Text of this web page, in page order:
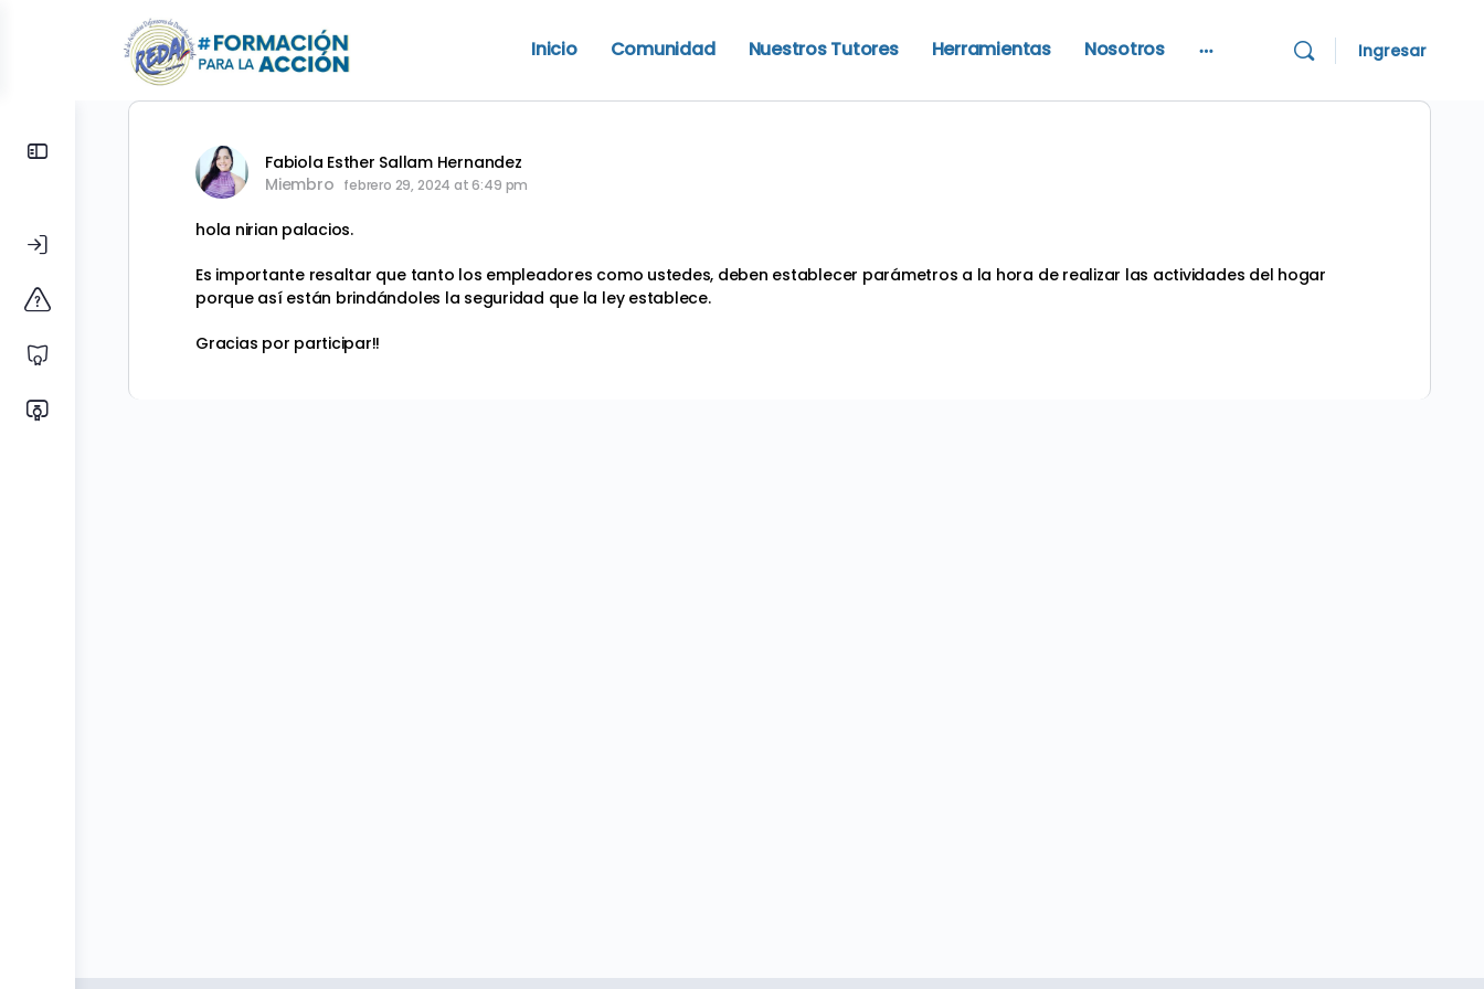
Inicio Comunidad Nuestros Tutores Herramientas Nosotros Ingresar
Fabiola Esther Sallam Hernandez
Miembro febrero 29, 2024 at 6:49 pm
hola nirian palacios.
Es importante resaltar que tanto los empleadores como ustedes, deben establecer parámetros a la hora de realizar las actividades del hogar
porque así están brindándoles la seguridad que la ley establece.
Gracias por participar!!